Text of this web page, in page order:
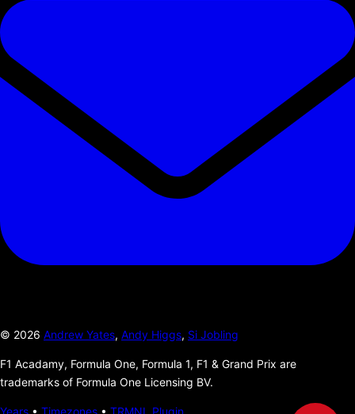
© 2026 Andrew Yates, Andy Higgs, Si Jobling
F1 Acadamy, Formula One, Formula 1, F1 & Grand Prix are
trademarks of Formula One Licensing BV.
Years • Timezones • TRMNL Plugin